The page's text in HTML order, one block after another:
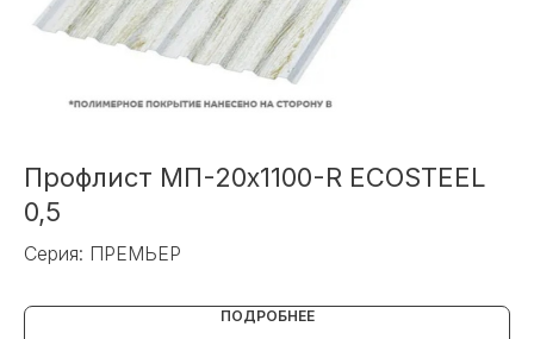
Профлист МП-20x1100-R ECOSTEEL
0,5
Серия: ПРЕМЬЕР
ПОДРОБНЕЕ
TELEGRAM